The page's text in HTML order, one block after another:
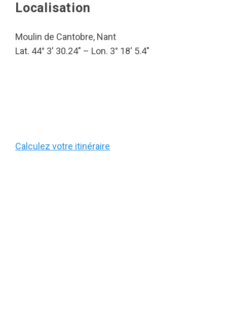
Localisation
Moulin de Cantobre, Nant
Lat. 44° 3′ 30.24″ – Lon. 3° 18′ 5.4″
Calculez votre itinéraire